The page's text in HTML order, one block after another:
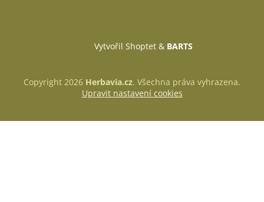
Vytvořil Shoptet& BARTS
Copyright 2026 Herbavia.cz. Všechna práva vyhrazena.
Upravit nastavení cookies